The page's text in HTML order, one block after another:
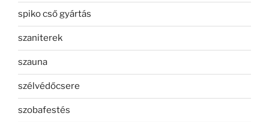
spiko cső gyártás
szaniterek
szauna
szélvédőcsere
szobafestés